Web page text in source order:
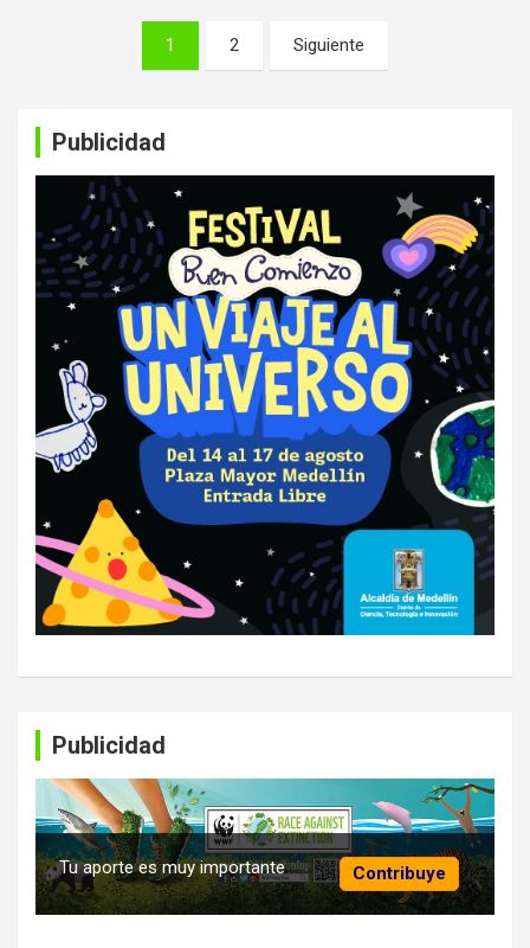
1 2 Siguiente
Publicidad
Publicidad
Contribuye
Tu aporte es muy importante